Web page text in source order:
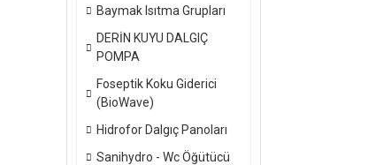
Baymak Isıtma Grupları
DERİN KUYU DALGIÇ
POMPA
Foseptik Koku Giderici
(BioWave)
Hidrofor Dalgıç Panoları
Sanihydro - Wc Öğütücü